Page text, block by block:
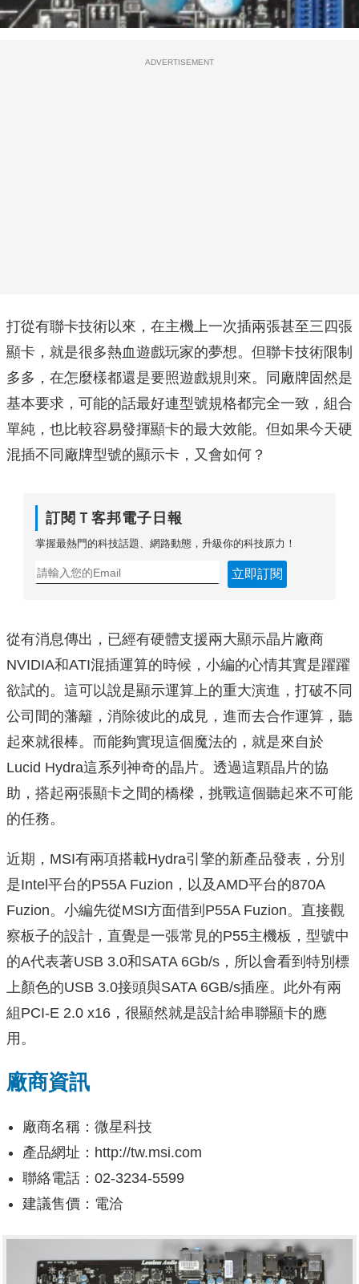
ADVERTISEMENT
打從有聯卡技術以來，在主機上一次插兩張甚至三四張
顯卡，就是很多熱血遊戲玩家的夢想。但聯卡技術限制
多多，在怎麼樣都還是要照遊戲規則來。同廠牌固然是
基本要求，可能的話最好連型號規格都完全一致，組合
單純，也比較容易發揮顯卡的最大效能。但如果今天硬
混插不同廠牌型號的顯示卡，又會如何？
訂閱Ｔ客邦電子日報
掌握最熱門的科技話題、網路動態，升級你的科技原力！
立即訂閱
從有消息傳出，已經有硬體支援兩大顯示晶片廠商
NVIDIA和ATI混插運算的時候，小編的心情其實是躍躍
欲試的。這可以說是顯示運算上的重大演進，打破不同
公司間的藩籬，消除彼此的成見，進而去合作運算，聽
起來就很棒。而能夠實現這個魔法的，就是來自於
Lucid Hydra這系列神奇的晶片。透過這顆晶片的協
助，搭起兩張顯卡之間的橋樑，挑戰這個聽起來不可能
的任務。
近期，MSI有兩項搭載Hydra引擎的新產品發表，分別
是Intel平台的P55A Fuzion，以及AMD平台的870A
Fuzion。小編先從MSI方面借到P55A Fuzion。直接觀
察板子的設計，直覺是一張常見的P55主機板，型號中
的A代表著USB 3.0和SATA 6Gb/s，所以會看到特別標
上顏色的USB 3.0接頭與SATA 6GB/s插座。此外有兩
組PCI-E 2.0 x16，很顯然就是設計給串聯顯卡的應
用。
廠商資訊
廠商名稱：微星科技
產品網址：http://tw.msi.com
聯絡電話：02-3234-5599
建議售價：電洽